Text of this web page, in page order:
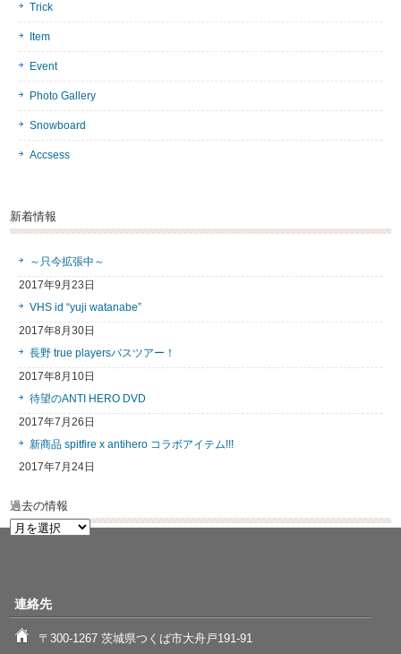
Trick
Item
Event
Photo Gallery
Snowboard
Accsess
新着情報
～只今拡張中～
2017年9月23日
VHS id “yuji watanabe”
2017年8月30日
長野 true playersバスツアー！
2017年8月10日
待望のANTI HERO DVD
2017年7月26日
新商品 spitfire x antihero コラボアイテム!!!
2017年7月24日
過去の情報
過
連絡先
〒300-1267 茨城県つくば市大舟戸191-91